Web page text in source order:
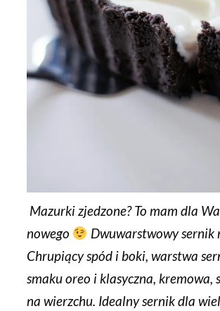
Mazurki zjedzone? To mam dla
nowego
Dwuwarstwowy sernik
Chrupiący spód i boki, warstwa
smaku oreo i klasyczna, kremowa,
na wierzchu. Idealny sernik dla